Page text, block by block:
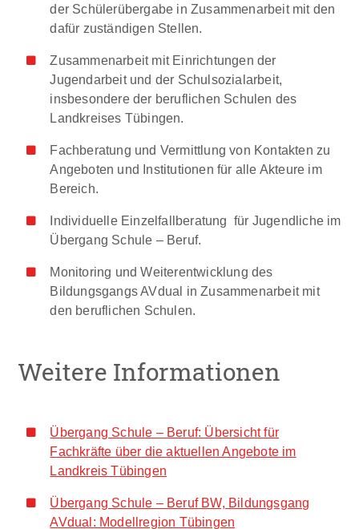
der Schülerübergabe in Zusammenarbeit mit den
dafür zuständigen Stellen.
Zusammenarbeit mit Einrichtungen der
Jugendarbeit und der Schulsozialarbeit,
insbesondere der beruflichen Schulen des
Landkreises Tübingen.
Fachberatung und Vermittlung von Kontakten zu
Angeboten und Institutionen für alle Akteure im
Bereich.
Individuelle Einzelfallberatung für Jugendliche im
Übergang Schule – Beruf.
Monitoring und Weiterentwicklung des
Bildungsgangs AVdual in Zusammenarbeit mit
den beruflichen Schulen.
Weitere Informationen
Übergang Schule – Beruf: Übersicht für
Fachkräfte über die aktuellen Angebote im
Landkreis Tübingen
Übergang Schule – Beruf BW, Bildungsgang
AVdual: Modellregion Tübingen